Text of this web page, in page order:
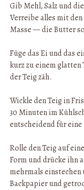
Gib Mehl, Salz und
Verreibe alles mit
Masse — die Butter
Füge das Ei und das
kurz zu einem
der Teig zäh.
Wickle den Teig in
30 Minuten im
entscheidend für
Rolle den Teig auf
Form und drücke ihn
mehrmals
Backpapier und